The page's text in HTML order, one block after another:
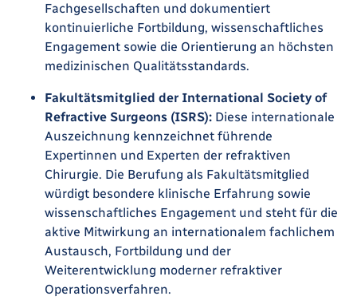
Fachgesellschaften und dokumentiert
kontinuierliche Fortbildung, wissenschaftliches
Engagement sowie die Orientierung an höchsten
medizinischen Qualitätsstandards.
Fakultätsmitglied der International Society of
Refractive Surgeons (ISRS): Diese internationale
Auszeichnung kennzeichnet führende
Expertinnen und Experten der refraktiven
Chirurgie. Die Berufung als Fakultätsmitglied
würdigt besondere klinische Erfahrung sowie
wissenschaftliches Engagement und steht für die
aktive Mitwirkung an internationalem fachlichem
Austausch, Fortbildung und der
Weiterentwicklung moderner refraktiver
Operationsverfahren.